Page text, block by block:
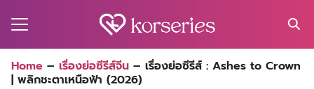
for:
Home – เรื่องย่อซีรีส์จีน – เรื่องย่อซีรีส์ : Ashes to Crown
| พลิกชะตาเหนือฟ้า (2026)